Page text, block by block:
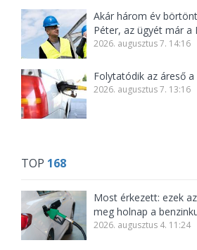
Akár három év
Péter, az ügyét már a
2026. augusztus 7. 14:16
Folytatódik az áreső
2026. augusztus 7. 13:16
TOP 168
Most érkezett: ezek
meg holnap a
2026. augusztus 4. 11:24